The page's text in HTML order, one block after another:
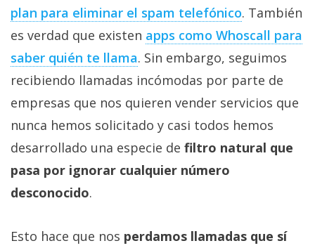
Sobre
nosotros
/
Publicidad
Cambiar
opciones
de
privacidad
/
Aviso
plan para eliminar el spam telefónico. También
es verdad que existen apps como Whoscall para
saber quién te llama. Sin embargo, seguimos
recibiendo llamadas incómodas por parte de
empresas que nos quieren vender servicios que
nunca hemos solicitado y casi todos hemos
desarrollado una especie de filtro natural que
pasa por ignorar cualquier número
desconocido.
Esto hace que nos perdamos llamadas que sí